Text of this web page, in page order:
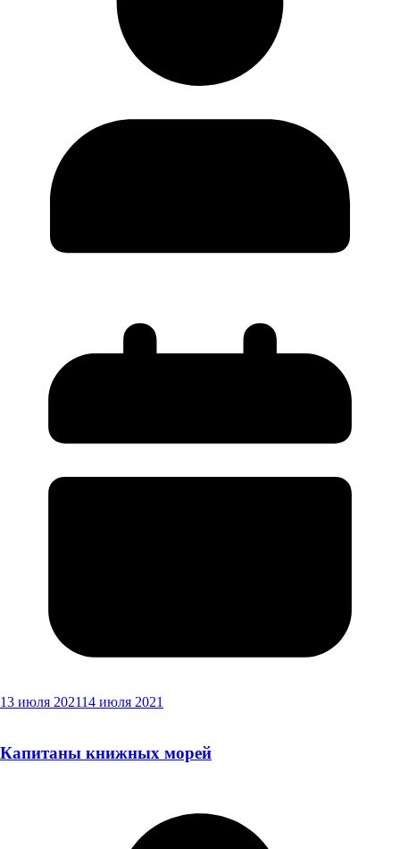
13 июля 202114 июля 2021
Капитаны книжных морей